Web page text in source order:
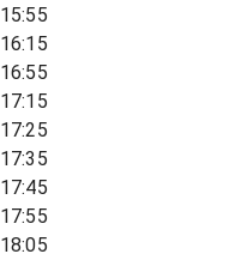
15:55
16:15
16:55
17:15
17:25
17:35
17:45
17:55
18:05